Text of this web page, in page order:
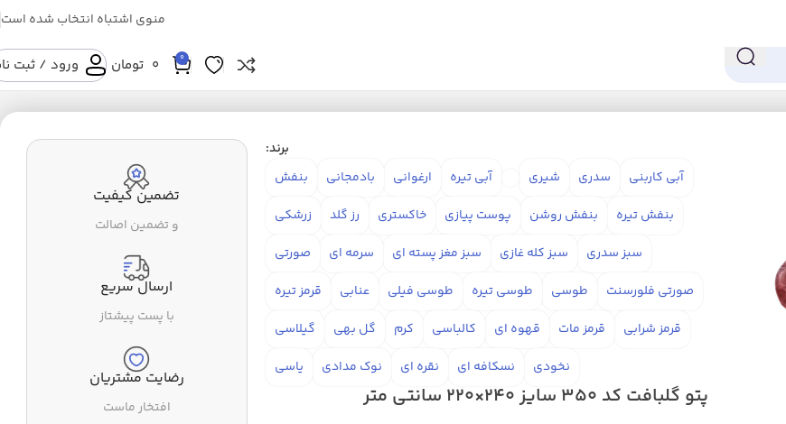
منوی اشتباه انتخاب شده است
0
0 تومان ورود / ثبت
برند:
آبی کاربنی
سدری شیری آبی تیره ارغوانی بادمجانی
بنفش
بنفش تیره
بنفش روشن پوست پیازی خاکستری رز گلد
زرشکی
سبز سدری
سبز کله غازی سبز مغز پسته ای سرمه ای
صورتی
صورتی فلورسنت
طوسی طوسی تیره طوسی فیلی عنابی
قرمز تیره
قرمز شرابی
قرمز مات قهوه ای کالباسی کرم گل بهی
گیلاسی
نخودی
نسکافه ای نقره ای نوک مدادی یاسی
پتو گلبافت کد 350 سایز 240×220 سانتی متر
تضمین کیفیت
و تضمین اصالت
ارسال سریع
با پست پیشتاز
رضایت مشتریان
افتخار ماست